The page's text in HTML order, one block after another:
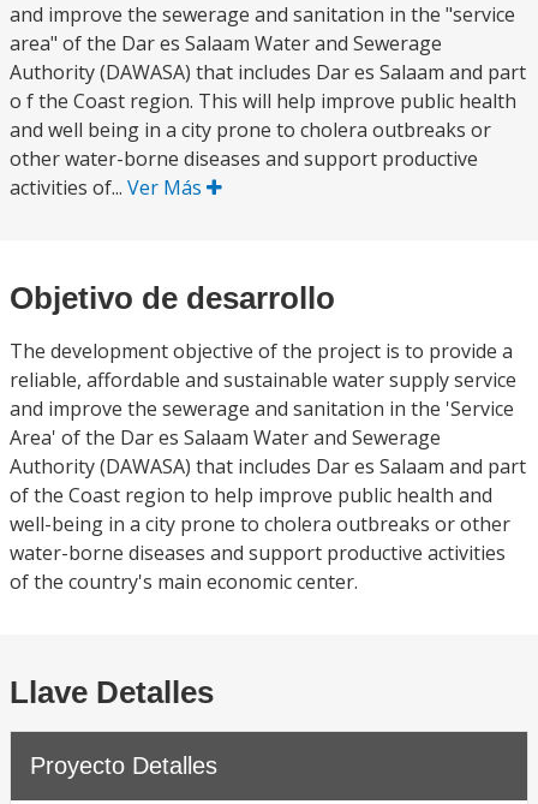
and improve the sewerage and sanitation in the "service
area" of the Dar es Salaam Water and Sewerage
Authority (DAWASA) that includes Dar es Salaam and part
o f the Coast region. This will help improve public health
and well being in a city prone to cholera outbreaks or
other water-borne diseases and support productive
activities of... Ver Más
Objetivo de desarrollo
The development objective of the project is to provide a
reliable, affordable and sustainable water supply service
and improve the sewerage and sanitation in the 'Service
Area' of the Dar es Salaam Water and Sewerage
Authority (DAWASA) that includes Dar es Salaam and part
of the Coast region to help improve public health and
well-being in a city prone to cholera outbreaks or other
water-borne diseases and support productive activities
of the country's main economic center.
Llave Detalles
Proyecto Detalles